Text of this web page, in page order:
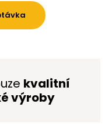
kvalitní
výroby